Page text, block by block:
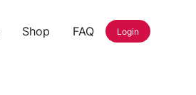
Shop FAQ Login